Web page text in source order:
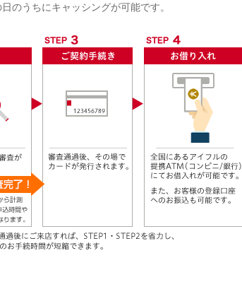
のうちにキャッシングが可能です。